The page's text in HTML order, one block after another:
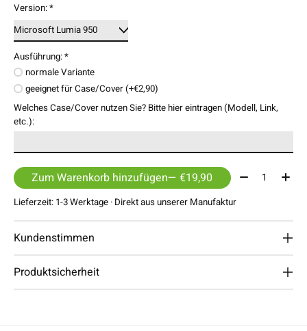
Version:*
Ausführung:*
normale Variante
geeignet für Case/Cover (+€2,90)
Welches Case/Cover nutzen Sie? Bitte hier eintragen (Modell, Link,
etc.):
Zum Warenkorb hinzufügen — €19,90 Menge:
Lieferzeit: 1-3 Werktage · Direkt aus unserer Manufaktur
Kundenstimmen
Produktsicherheit